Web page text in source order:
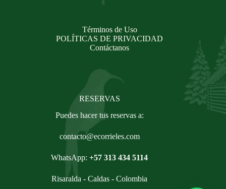
Términos de Uso
POLÍTICAS DE PRIVACIDAD
Contáctanos
RESERVAS
Puedes hacer tus reservas a:
contacto@ecorrieles.com
WhatsApp:+57 313 434 5114
Risaralda - Caldas - Colombia